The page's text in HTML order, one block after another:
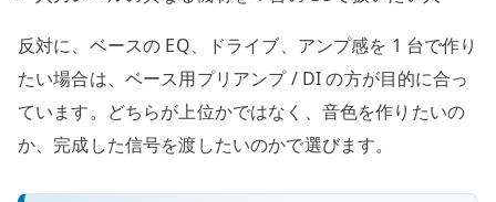
反対に、ベースの EQ、ドライブ、アンプ感を 1 台で作り
たい場合は、ベース用プリアンプ / DI の方が目的に合っ
ています。どちらが上位かではなく、音色を作りたいの
か、完成した信号を渡したいのかで選びます。